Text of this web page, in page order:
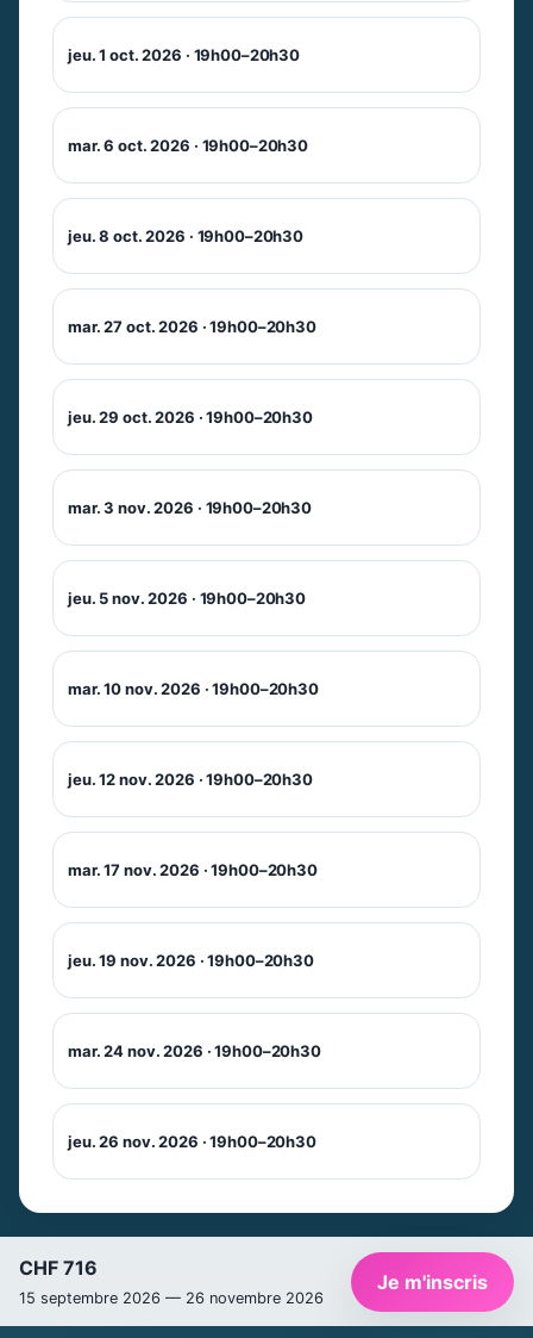
jeu. 1 oct. 2026 · 19h00–20h30
mar. 6 oct. 2026 · 19h00–20h30
jeu. 8 oct. 2026 · 19h00–20h30
mar. 27 oct. 2026 · 19h00–20h30
jeu. 29 oct. 2026 · 19h00–20h30
mar. 3 nov. 2026 · 19h00–20h30
jeu. 5 nov. 2026 · 19h00–20h30
mar. 10 nov. 2026 · 19h00–20h30
jeu. 12 nov. 2026 · 19h00–20h30
mar. 17 nov. 2026 · 19h00–20h30
jeu. 19 nov. 2026 · 19h00–20h30
mar. 24 nov. 2026 · 19h00–20h30
jeu. 26 nov. 2026 · 19h00–20h30
CHF 716
15 septembre 2026 — 26 novembre 2026
Je m'inscris
Newsletter
nouveautés que nous réservons à nos
fidèles abonnés.
Prénom *